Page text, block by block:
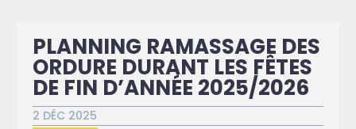
PLANNING RAMASSAGE DES
ORDURE DURANT LES FÊTES
DE FIN D’ANNÉE 2025/2026
2 DÉC 2025